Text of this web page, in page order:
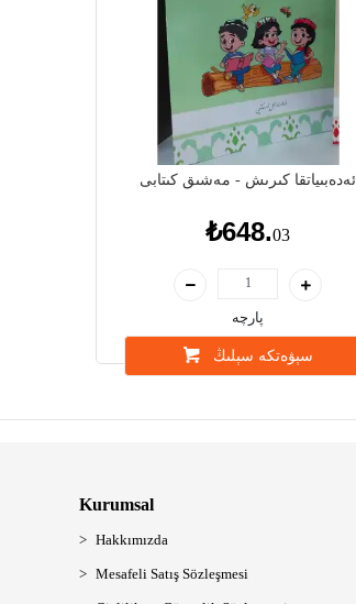
ئەدەبىياتقا كىرىش - مەشىق كىتابى
₺648.03
پارچە
سېۋەتكە سېلىڭ
Kurumsal
Hakkımızda
Mesafeli Satış Sözleşmesi